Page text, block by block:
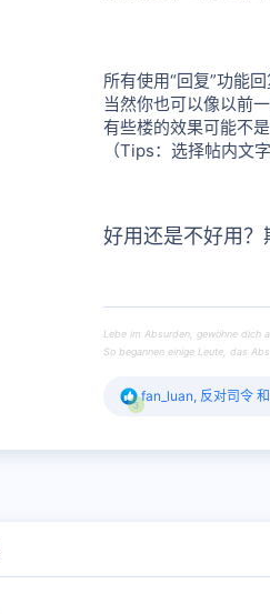
所有使用“回复”功能
当然你也可以像以前
有些楼的效果可能不
（Tips：选择帖内文
好用还是不好用？
Lebe im Absurden, gewöhne dich
So begannen einige Leute, das
3
反
馈
fan_luan, 反对司令 和